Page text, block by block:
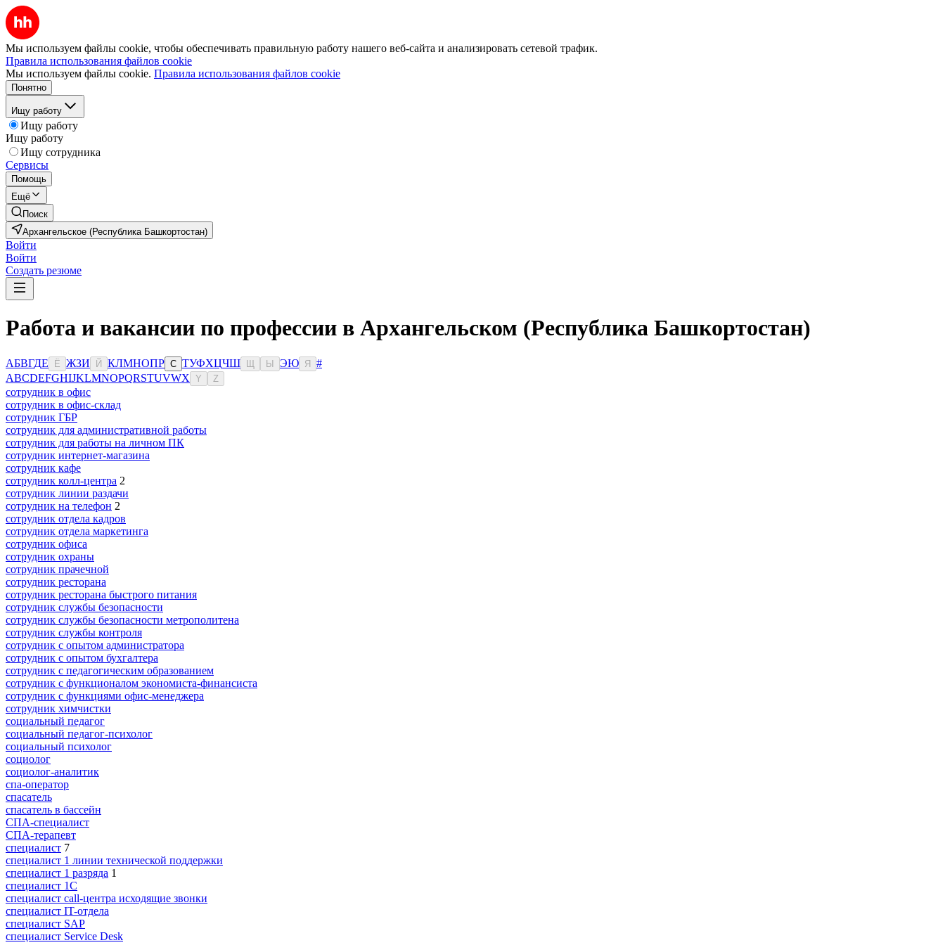
Мы используем файлы cookie, чтобы обеспечивать правильную работу нашего веб-сайта и анализировать сетевой трафик.
Правила использования файлов cookie
Мы используем файлы cookie. Правила использования файлов cookie
Понятно
Ищу работу
Ищу работу
Ищу работу
Ищу сотрудника
Сервисы
Помощь
Ещё
Поиск
Архангельское (Республика Башкортостан)
Войти
Войти
Создать резюме
Работа и вакансии по профессии в Архангельском (Республика Башкортостан)
АБВГДЕ Ё ЖЗИ Й КЛМНОПР С ТУФХЦЧШ Ы ЭЮ Я
#
ABCDEFGHIJKLMNOPQRSTUVWX Y Z
сотрудник в офис
сотрудник в офис-склад
сотрудник ГБР
сотрудник для административной работы
сотрудник для работы на личном ПК
сотрудник интернет-магазина
сотрудник кафе
сотрудник колл-центра 2
сотрудник линии раздачи
сотрудник на телефон 2
сотрудник отдела кадров
сотрудник отдела маркетинга
сотрудник офиса
сотрудник охраны
сотрудник прачечной
сотрудник ресторана
сотрудник ресторана быстрого питания
сотрудник службы безопасности
сотрудник службы безопасности метрополитена
сотрудник службы контроля
сотрудник с опытом администратора
сотрудник с опытом бухгалтера
сотрудник с педагогическим образованием
сотрудник с функционалом экономиста-финансиста
сотрудник с функциями офис-менеджера
сотрудник химчистки
социальный педагог
социальный педагог-психолог
социальный психолог
социолог
социолог-аналитик
спа-оператор
спасатель
спасатель в бассейн
СПА-специалист
СПА-терапевт
специалист 7
специалист 1 линии технической поддержки
специалист 1 разряда 1
специалист 1С
специалист call-центра исходящие звонки
специалист IT-отдела
специалист SAP
специалист Service Desk